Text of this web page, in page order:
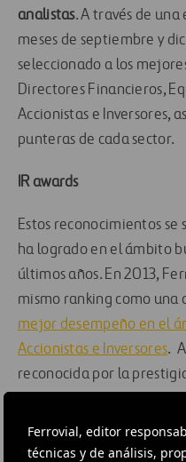
Ferrovial, editor
técnicas y de análisis,
analistas. A través de
meses de septiembre y
seleccionado a los
Directores Financieros,
Accionistas e Inversores,
punteras de cada sector.
IR awards
Estos reconocimientos se
ha logrado en el ámbito
últimos años. En 2013,
mismo ranking como una
mejor desempeño en el
Accionistas e Inversores.
reconocida por la
Relación con Inversores
infraestructuras de